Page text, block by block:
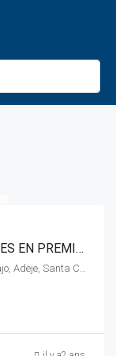
EXCLUSIF BUNGALOW DE 3 CHAMBRES EN PREMIÈRE LIGNE DE MER – BAISSE DE PRIX –
Puerto Colón, Avenida de Colón, San Eugenio Bajo, Adeje, Santa Cruz de Tenerife, Canarias, 38660, España